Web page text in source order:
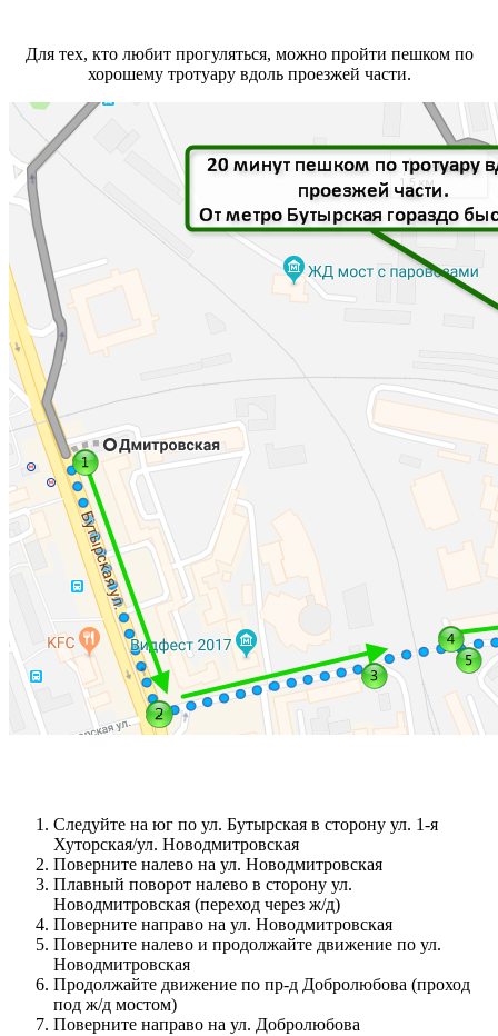
Для тех, кто любит прогуляться, можно пройти пешком по
хорошему тротуару вдоль проезжей части.
Следуйте на юг по ул. Бутырская в сторону ул. 1-я
Хуторская/ул. Новодмитровская
Поверните налево на ул. Новодмитровская
Плавный поворот налево в сторону ул.
Новодмитровская (переход через ж/д)
Поверните направо на ул. Новодмитровская
Поверните налево и продолжайте движение по ул.
Новодмитровская
Продолжайте движение по пр-д Добролюбова (проход
под ж/д мостом)
Поверните направо на ул. Добролюбова